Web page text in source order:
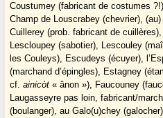
Coustumey (fabricant de costumes
Champ de Louscrabey (chevrier),
Cuillerey (prob. fabricant de
Lescloupey (sabotier), Lescouley
les Couleys), Escudeys (écuyer),
(marchand d’épingles), Estagney
cf.ainicòt « ânon »), Faucouney
Laugasseyre pas loin, fabricant/
(boulanger), au Galo(u)chey